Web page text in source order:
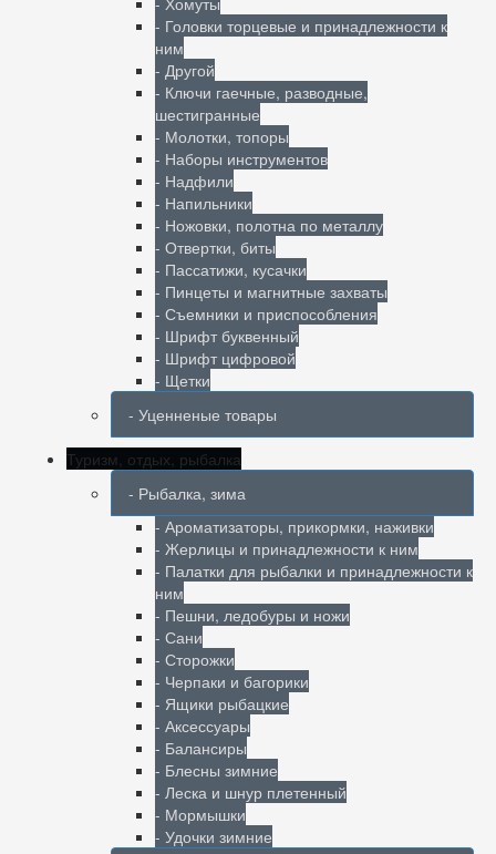
- Головки торцевые и принадлежности к
ним
- Другой
- Ключи гаечные, разводные,
шестигранные
- Молотки, топоры
- Наборы инструментов
- Надфили
- Напильники
- Ножовки, полотна по металлу
- Отвертки, биты
- Пассатижи, кусачки
- Пинцеты и магнитные захваты
- Съемники и приспособления
- Шрифт буквенный
- Шрифт цифровой
- Щетки
- Уценненые товары
Туризм, отдых, рыбалка
- Рыбалка, зима
- Ароматизаторы, прикормки, наживки
- Жерлицы и принадлежности к ним
- Палатки для рыбалки и принадлежности к
ним
- Пешни, ледобуры и ножи
- Сани
- Сторожки
- Черпаки и багорики
- Ящики рыбацкие
- Аксессуары
- Балансиры
- Блесны зимние
- Леска и шнур плетенный
- Мормышки
- Удочки зимние